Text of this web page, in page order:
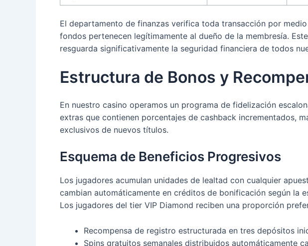
El departamento de finanzas verifica toda transacción por
fondos pertenecen legítimamente al dueño de la membresía.
resguarda significativamente la seguridad financiera de todos
Estructura de Bonos y
En nuestro casino operamos un programa de fidelización
extras que contienen porcentajes de cashback incrementados,
exclusivos de nuevos títulos.
Esquema de Beneficios Progresivos
Los jugadores acumulan unidades de lealtad con cualquier
cambian automáticamente en créditos de bonificación según la
Los jugadores del tier VIP Diamond reciben una proporción
Recompensa de registro estructurada en tres depósitos
Spins gratuitos semanales distribuidos automáticamente